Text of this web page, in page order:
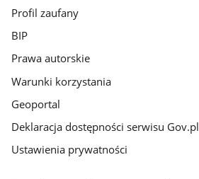
Profil zaufany
BIP
Prawa autorskie
Warunki korzystania
Geoportal
Deklaracja dostępności serwisu Gov.pl
Ustawienia prywatności